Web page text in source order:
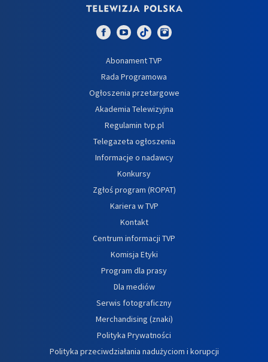
Abonament TVP
Rada Programowa
Ogłoszenia przetargowe
Akademia Telewizyjna
Regulamin tvp.pl
Telegazeta ogłoszenia
Informacje o nadawcy
Konkursy
Zgłoś program (ROPAT)
Kariera w TVP
Kontakt
Centrum informacji TVP
Komisja Etyki
Program dla prasy
Dla mediów
Serwis fotograficzny
Merchandising (znaki)
Polityka Prywatności
Polityka przeciwdziałania nadużyciom i korupcji